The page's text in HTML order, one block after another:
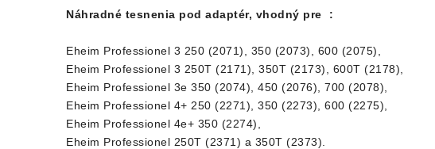
Náhradné tesnenia pod adaptér, vhodný pre :
Eheim Professionel 3 250 (2071), 350 (2073), 600 (2075),
Eheim Professionel 3 250T (2171), 350T (2173), 600T (2178),
Eheim Professionel 3e 350 (2074), 450 (2076), 700 (2078),
Eheim Professionel 4+ 250 (2271), 350 (2273), 600 (2275),
Eheim Professionel 4e+ 350 (2274),
Eheim Professionel 250T (2371) a 350T (2373).